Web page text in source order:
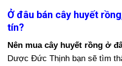
Ở đâu bán cây huyết
tín?
Nên mua cây huyết rồng ở
Dược Đức Thịnh bạn sẽ tìm